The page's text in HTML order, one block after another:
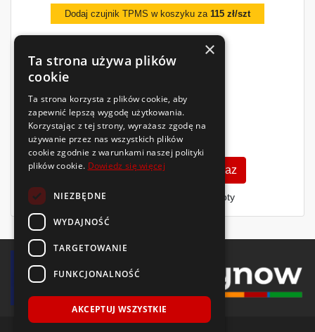
Dodaj czujnik TPMS w koszyku za 115 zł/szt
224 zł/szt.
Zobacz szczegóły Kup teraz
Finansowanie dla firm - MŚP i floty
×
Ta strona używa plików
cookie
Ta strona korzysta z plików cookie, aby
zapewnić lepszą wygodę użytkowania.
Korzystając z tej strony, wyrażasz zgodę na
używanie przez nas wszystkich plików
cookie zgodnie z warunkami naszej polityki
plików cookie. Dowiedz się więcej
NIEZBĘDNE
WYDAJNOŚĆ
TARGETOWANIE
FUNKCJONALNOŚĆ
AKCEPTUJ WSZYSTKIE